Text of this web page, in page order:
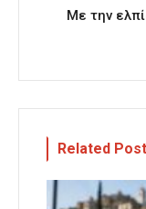
Με την
Related